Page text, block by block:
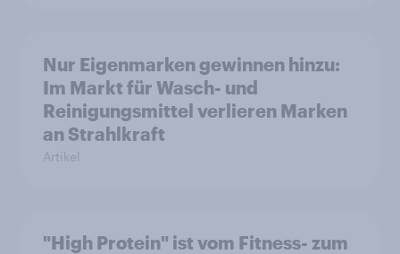
Nur Eigenmarken gewinnen hinzu:
Im Markt für Wasch- und
Reinigungsmittel verlieren Marken
an Strahlkraft
Artikel
"High Protein" ist vom Fitness- zum